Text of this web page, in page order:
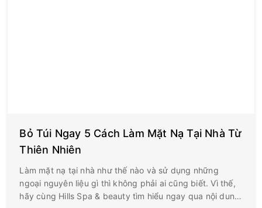
Bỏ Túi Ngay 5 Cách Làm Mặt Nạ Tại Nhà Từ
Thiên Nhiên
Làm mặt nạ tại nhà như thế nào và sử dụng những
ngoại nguyên liệu gì thì không phải ai cũng biết. Vì thế,
hãy cùng Hills Spa & beauty tìm hiểu ngay qua nội dung